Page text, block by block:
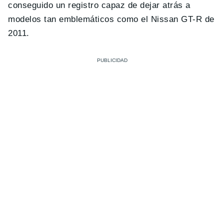
conseguido un registro capaz de dejar atrás a
modelos tan emblemáticos como el Nissan GT-R de
2011.